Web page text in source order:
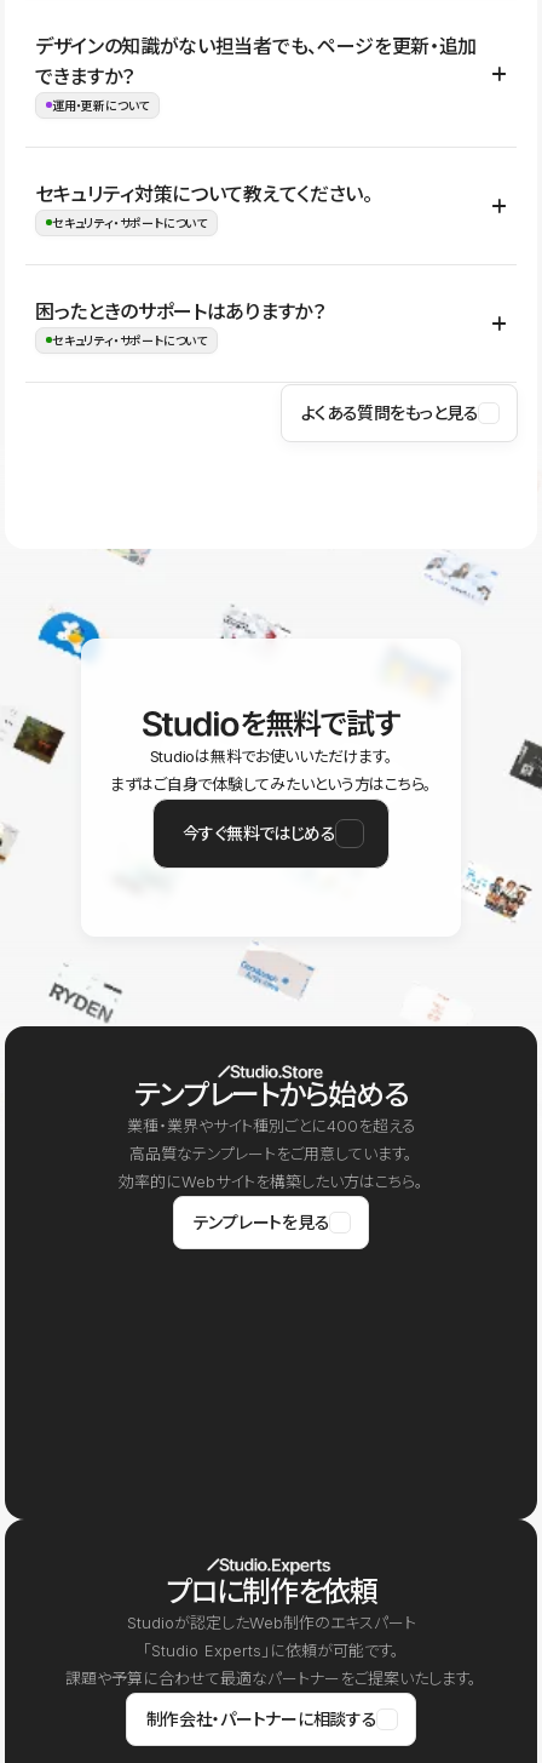
ない段階でも、お問い合わせください。
お問合せはこちら
公開ページ数、バージョン履歴の期間、CMS利用数の上限、権限
管理の有無などがプランごとに異なります。詳しくは料金プランペ
ージをご覧ください。
デザインの知識がない担当者でも、ページを更新・追加
できますか？
運用・更新について
はい。CMSやコンポーネントを活用して更新範囲を設計しておく
ことで、デザインを崩しにくい状態で運用できます。 さらにコン
ながらレイアウトに影響を与えずに更新作業を進めやすくなりま
す。
セキュリティ対策について教えてください。
セキュリティ・サポートについて
Studioでは、公開サイトやサービスを安全に利用できるよう、通信
の暗号化、データ保護、アクセス管理、脆弱性対策など、複数の観
はSSL/TLSによる通信暗号化に対応しており、悪質なスクリプトの
困ったときのサポートはありますか？
セキュリティ・サポートについて
操作方法や機能については、ヘルプセンターでご確認いただけま
ユーザー同士で質問・相談できるコミュニティもご利用ください。
よくある質問をもっと見る
を無料で試す
Studioは無料でお使いいただけます。
まずはご自身で体験してみたいという方はこちら。
今すぐ無料ではじめる
テンプレートから始める
業種・業界やサイト種別ごとに400を超える
高品質なテンプレートをご用意しています。
効率的にWebサイトを構築したい方はこちら。
テンプレートを見る
プロに制作を依頼
Studioが認定したWeb制作のエキスパート
「Studio Experts」に依頼が可能です。
課題や予算に合わせて最適なパートナーをご提案いたします。
制作会社・パートナーに相談する